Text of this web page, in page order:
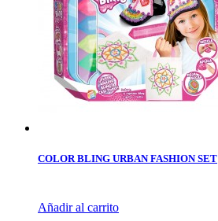
COLOR BLING URBAN FASHION SET
Añadir al carrito